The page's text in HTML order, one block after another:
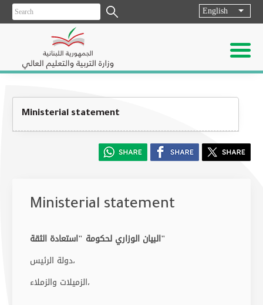
English List
Ministerial statement
Ministerial statement
البيان الوزاري لحكومة "استعادة الثقة"
دولة الرئيس،
الزميلات والزملاء،